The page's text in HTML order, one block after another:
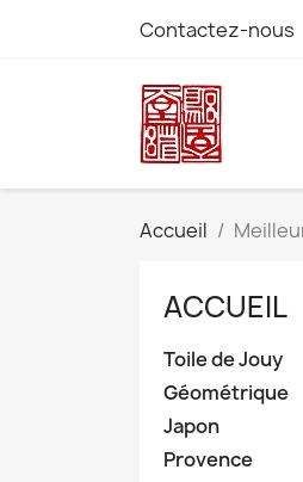
Contactez-nous
Accueil
ACCUEIL
Toile de Jouy
Géométrique
Japon
Provence